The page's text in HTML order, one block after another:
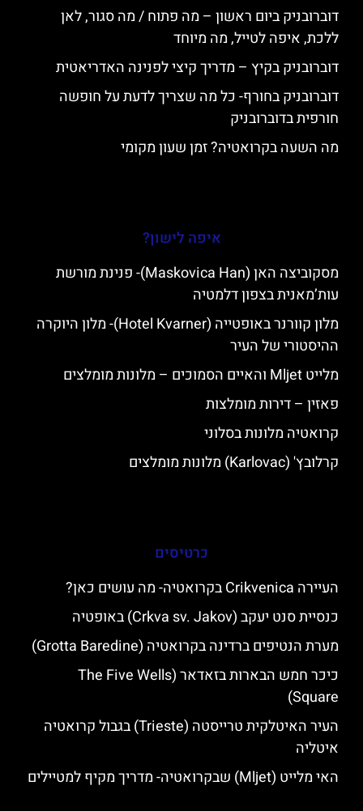
דוברובניק ביום ראשון – מה פתוח / מה סגור, לאן
ללכת, איפה לטייל, מה מיוחד
דוברובניק בקיץ – מדריך קיצי לפנינה האדריאטית
דוברובניק בחורף- כל מה שצריך לדעת על חופשה
חורפית בדוברובניק
מה השעה בקרואטיה? זמן שעון מקומי
איפה לישון?
מסקוביצה האן (Maskovica Han)- פנינת מורשת
עות’מאנית בצפון דלמטיה
מלון קוורנר באופטייה (Hotel Kvarner)- מלון היוקרה
ההיסטורי של העיר
מלייט Mljet והאיים הסמוכים – מלונות מומלצים
פאזין – דירות מומלצות
קרואטיה מלונות בסלוני
קרלובץ' (Karlovac) מלונות מומלצים
כרטיסים
העיירה Crikvenica בקרואטיה- מה עושים כאן?
כנסיית סנט יעקב (Crkva sv. Jakov) באופטיה
מערת הנטיפים ברדינה בקרואטיה (Grotta Baredine)
כיכר חמש הבארות בזאדאר (The Five Wells
Square)
העיר האיטלקית טרייסטה (Trieste) בגבול קרואטיה
איטליה
האי מלייט (Mljet) שבקרואטיה- מדריך מקיף למטיילים